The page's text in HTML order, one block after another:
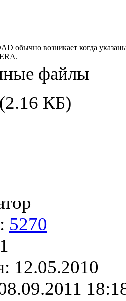
обычно возникает когда
файлы
(2.16 КБ)
5270
12.05.2010